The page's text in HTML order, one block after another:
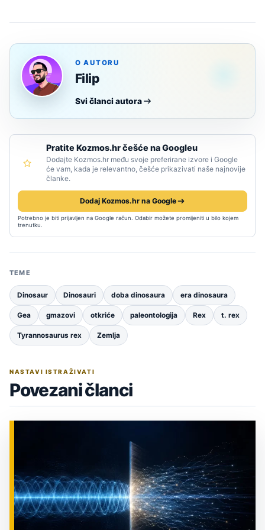
O AUTORU
Filip
Svi članci autora
Pratite Kozmos.hr češće na Googleu
Dodajte Kozmos.hr među svoje preferirane izvore i Google
će vam, kada je relevantno, češće prikazivati naše najnovije
članke.
Dodaj Kozmos.hr na Google
Potrebno je biti prijavljen na Google račun. Odabir možete promijeniti u bilo kojem
trenutku.
TEME
Dinosaur Dinosauri doba dinosaura era dinosaura
Gea gmazovi otkriće paleontologija Rex t. rex
Tyrannosaurus rex Zemlja
NASTAVI ISTRAŽIVATI
Povezani članci